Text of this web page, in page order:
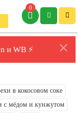
0
и WB ⚡
в кокосовом соке
с мёдом и кунжутом